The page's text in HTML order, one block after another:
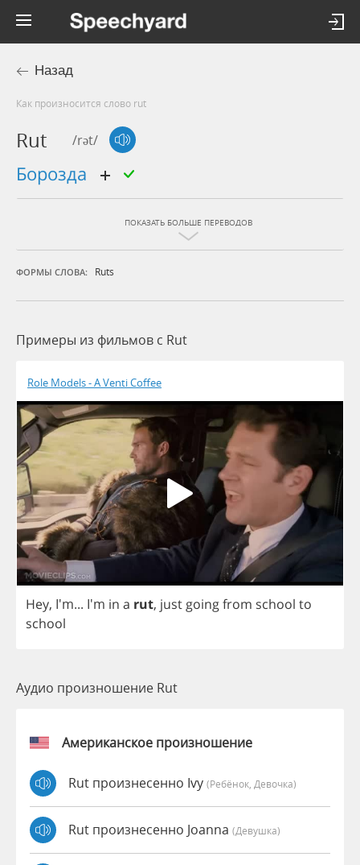
Назад
Как произносится слово rut
Rut /rət/
борозда
ПОКАЗАТЬ БОЛЬШЕ ПЕРЕВОДОВ
ФОРМЫ СЛОВА: Ruts
Примеры из фильмов c Rut
Role Models - A Venti Coffee
Hey, I'm... I'm in a rut, just goingfrom school to
school
Аудио произношение Rut
Американское произношение
Rut произнесенно Ivy (Ребёнок, Девочка)
Rut произнесенно Joanna (девушка)